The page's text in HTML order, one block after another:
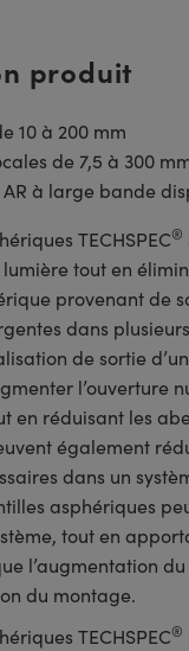
produit
10 à 200 mm
de 7,5 à 300
à large bande
TECHSPEC®
tout en
provenant de
dans
de sortie
l’ouverture
en réduisant les
également
dans un
asphériques
tout en
l’augmentation
du montage.
TECHSPEC®